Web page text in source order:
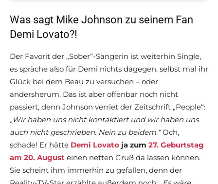
Was sagt Mike Johnson zu seinem Fan
Demi Lovato?!
Der Favorit der „Sober“-Sängerin ist weiterhin Single,
es spräche also für Demi nichts dagegen, selbst mal ihr
Glück bei dem Beau zu versuchen – oder
andersherum. Das ist aber offenbar noch nicht
passiert, denn Johnson verriet der Zeitschrift „People“:
„Wir haben uns nicht kontaktiert und wir haben uns
auch nicht geschrieben. Nein zu beidem.“Och,
schade! Er hätte Demi Lovato ja zum 27. Geburtstag
am 20. August einen netten Gruß da lassen können.
Sie scheint ihm immerhin zu gefallen, denn der